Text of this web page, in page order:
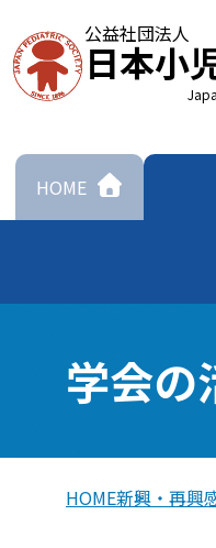
公益社団法人
日本小
HOME
学会の
HOME新興・再興